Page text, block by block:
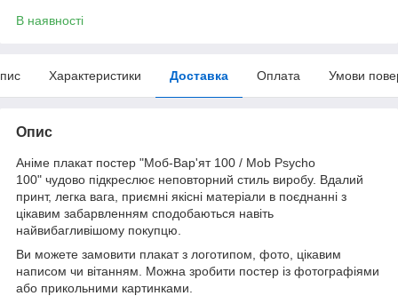
В наявності
Характеристики Доставка Оплата Умови
Опис
Аніме плакат постер "Моб-Вар'ят 100 / Mob Psycho
100" чудово підкреслює неповторний стиль виробу. Вдалий
принт, легка вага, приємні якісні матеріали в поєднанні з
цікавим забарвленням сподобаються навіть
найвибагливішому покупцю.
Ви можете замовити плакат з логотипом, фото, цікавим
написом чи вітанням. Можна зробити постер із фотографіями
або прикольними картинками.